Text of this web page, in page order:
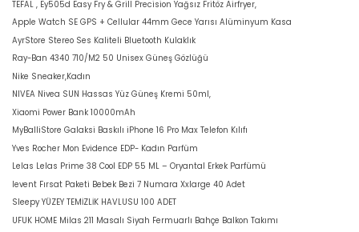
TEFAL , Ey505d Easy Fry & Grill Precision Yağsız Fritöz Airfryer,
Apple Watch SE GPS + Cellular 44mm Gece Yarısı Alüminyum Kasa
AyrStore Stereo Ses Kaliteli Bluetooth Kulaklık
Ray-Ban 4340 710/M2 50 Unisex Güneş Gözlüğü
Nike Sneaker,Kadın
NIVEA Nivea SUN Hassas Yüz Güneş Kremi 50ml,
Xiaomi Power Bank 10000mAh
MyBalliStore Galaksi Baskılı iPhone 16 Pro Max Telefon Kılıfı
Yves Rocher Mon Evidence EDP- Kadın Parfüm
Lelas Lelas Prime 38 Cool EDP 55 ML – Oryantal Erkek Parfümü
levent Fırsat Paketi Bebek Bezi 7 Numara Xxlarge 40 Adet
Sleepy YÜZEY TEMİZLİK HAVLUSU 100 ADET
UFUK HOME Milas 211 Masalı Siyah Fermuarlı Bahçe Balkon Takımı